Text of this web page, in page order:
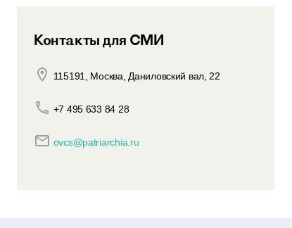
Контакты для СМИ
115191, Москва, Даниловский вал, 22
+7 495 633 84 28
ovcs@patriarchia.ru